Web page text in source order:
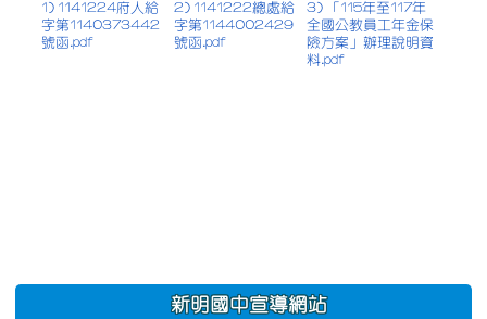
1) 1141224府人給
字第1140373442
號函.pdf
2) 1141222總處給
字第1144002429
號函.pdf
3) 「115年至117年
全國公教員工年金保
險方案」辦理說明資
料.pdf
:::
新明國中宣導網站